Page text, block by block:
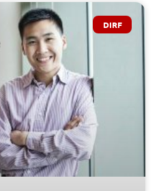
DIRF